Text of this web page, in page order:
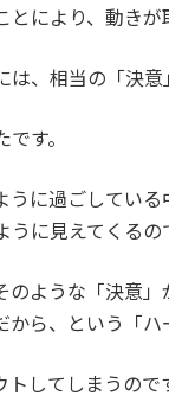
により、動きが
は、相当の「決
す。
うに過ごしてい
に見えてくるの
のような「決意
ら、という「
してしまうので